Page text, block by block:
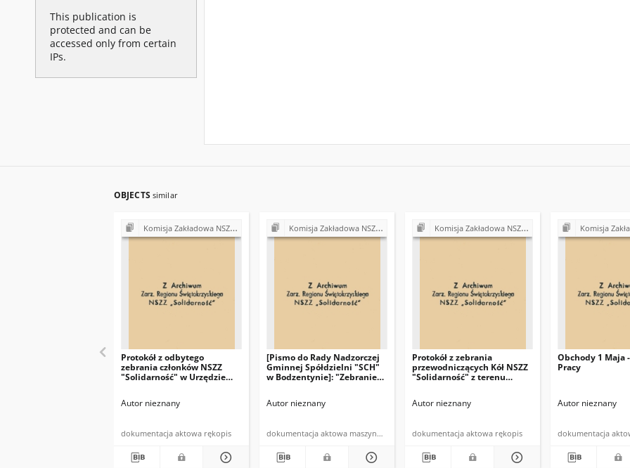
This publication is
protected and can be
accessed only from certain
IPs.
OBJECTS similar
Komisja Zakładowa NSZZ "Solidarność" przy Urzędzie Gminy w Bodzentynie
Protokół z odbytego
zebrania członków NSZZ
"Solidarność" w Urzędzie
Autor nieznany
dokumentacja aktowa rękopis
Komisja Zakładowa NSZZ "Solidarność" przy Urzędzie Gminy w Bodzentynie
[Pismo do Rady Nadzorczej
Gminnej Spółdzielni "SCH"
w Bodzentynie]: "Zebranie
w dniu 19 czerwca 1981 roku
Autor nieznany
dokumentacja aktowa maszynopis
Komisja Zakładowa NSZZ "Solidarność" przy Urzędzie Gminy w Bodzentynie
Protokół z zebrania
przewodniczących Kół NSZZ
"Solidarność" z terenu
Autor nieznany
dokumentacja aktowa rękopis
Komisja Zakładowa NSZZ "Solidarność"
Obchody 1 Maja
Pracy
Autor nieznany